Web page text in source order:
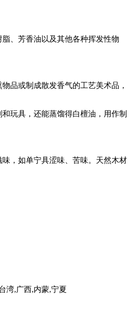
、芳香油以及其他各种挥发性物
品或制成散发香气的工艺美术品，
玩具，还能蒸馏得白檀油，用作制
，如单宁具涩味、苦味。天然木材
湾,广西,内蒙,宁夏